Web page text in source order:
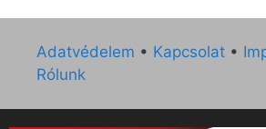
Adatvédelem • Kapcsolat •
Rólunk